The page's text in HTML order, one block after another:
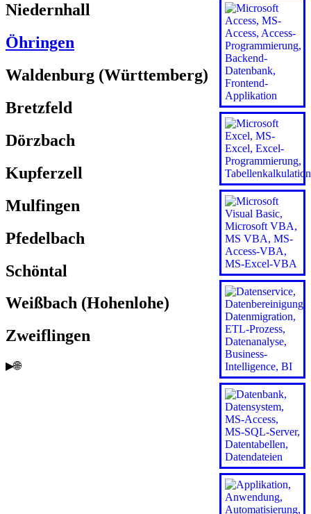
Niedernhall
Öhringen
Waldenburg (Württemberg)
Bretzfeld
Dörzbach
Kupferzell
Mulfingen
Pfedelbach
Schöntal
Weißbach (Hohenlohe)
Zweiflingen
▶🌐